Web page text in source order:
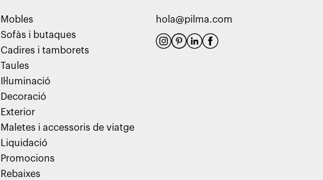
Mobles
Sofàs i butaques
Cadires i tamborets
Taules
Il·luminació
Decoració
Exterior
Maletes i accessoris de viatge
Liquidació
Promocions
Rebaixes
hola@pilma.com